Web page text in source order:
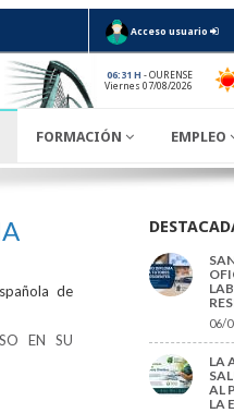
Acceso usuario
06:31 H - OURENSE
Viernes 07/08/2026
FORMACIÓN EMPLEO
de
EN SU
06/
LA
AL
LA